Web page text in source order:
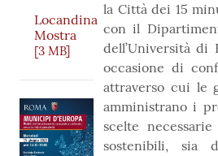
Locandina
Mostra
[3 MB]
la Città dei 15
con il
dell’Università di
occasione di
attraverso cui le
amministrano i
scelte
sostenibili, sia